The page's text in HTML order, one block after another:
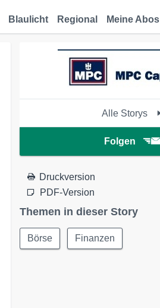
Blaulicht Regional Meine Abos
Alle Storys
Folgen
Druckversion
PDF-Version
Themen in dieser Story
Börse Finanzen